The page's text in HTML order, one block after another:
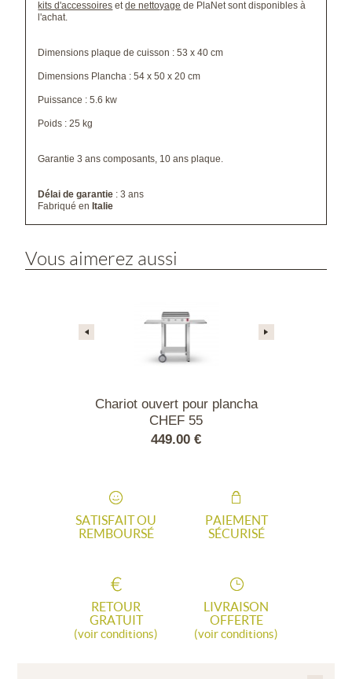
kits d'accessoires etde nettoyage de PlaNet sont disponibles à
l'achat.
Dimensions plaque de cuisson : 53 x 40 cm
Dimensions Plancha : 54 x 50 x 20 cm
Puissance : 5.6 kw
Poids : 25 kg
Garantie3 ans composants, 10 ans plaque.
Délai de garantie : 3 ans
Fabriqué enItalie
Vous aimerez aussi
Chariot ouvert pour plancha
CHEF 55
449.00 €
SATISFAIT OU
REMBOURSÉ
PAIEMENT
SÉCURISÉ
RETOUR
GRATUIT
(voir conditions)
LIVRAISON
OFFERTE
(voir conditions)